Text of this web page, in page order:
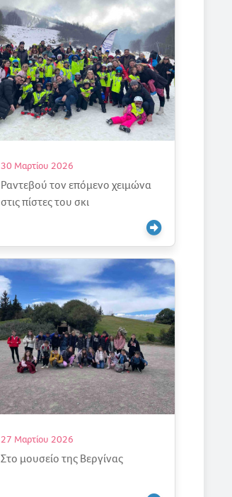
30 Μαρτίου 2026
Ραντεβού τον επόμενο χειμώνα
στις πίστες του σκι
27 Μαρτίου 2026
Στο μουσείο της Βεργίνας